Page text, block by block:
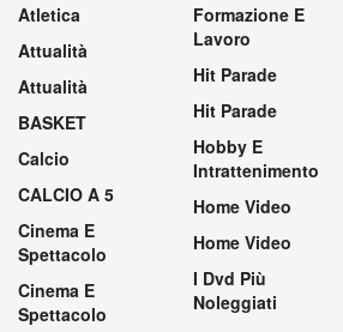
Atletica
Attualità
Attualità
BASKET
Calcio
CALCIO A 5
Cinema E
Spettacolo
Cinema E
Spettacolo
Formazione E
Lavoro
Hit Parade
Hit Parade
Hobby E
Intrattenimento
Home Video
Home Video
I Dvd Più
Noleggiati